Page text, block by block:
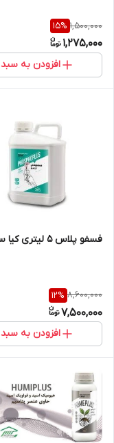
1,500,000
15%
1,275,000
افزودن به سبد
فسفو پلاس 5 لیتری کیا سبز
8,600,000
12%
7,500,000
افزودن به سبد